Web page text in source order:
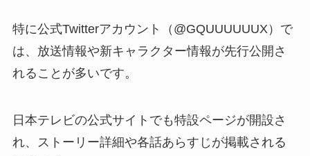
特に公式Twitterアカウント（@GQUUUUUUX）で
は、放送情報や新キャラクター情報が先行公開さ
れることが多いです。
日本テレビの公式サイトでも特設ページが開設さ
れ、ストーリー詳細や各話あらすじが掲載される